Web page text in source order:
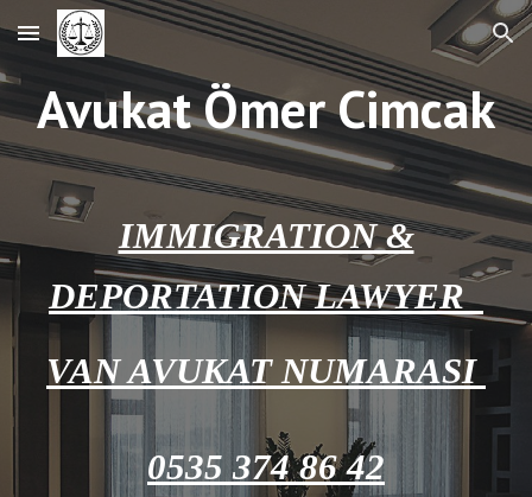
Skip to main content Skip to navigation
Avukat Ömer Cimcak
IMMIGRATION &
DEPORTATION LAWYER
VAN AVUKAT NUMARASI
0535 374 86 42